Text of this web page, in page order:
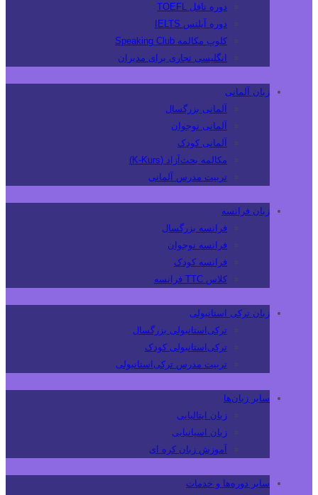
دوره تافل TOEFL
دوره آیلتس IELTS
کلوپ مکالمه Speaking Club
انگلیسی تجاری برای مدیران
زبان آلمانی
آلمانی بزرگسال
آلمانی نوجوان
آلمانی کودک
مکالمه بحث‌آزاد (K-Kurs)
تربیت مدرس آلمانی
زبان فرانسه
فرانسه بزرگسال
فرانسه نوجوان
فرانسه کودک
کلاس TTC فرانسه
زبان ترکی استانبولی
ترکی‌استانبولی بزرگسال
ترکی‌استانبولی کودک
تربیت مدرس ترکی‌استانبولی
سایر زبان‌ها
زبان ایتالیایی
زبان اسپانیایی
آموزش زبان کره ای
سایر دوره‌ها و خدمات